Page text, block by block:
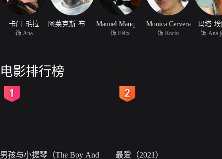
卡门·毛拉
饰 Ana 饰 Félix
Monica Cervera
饰 Rocío
玛塔·
饰 Ana
电影排行榜
男孩与小提琴（The Boy And
最爱（2021）